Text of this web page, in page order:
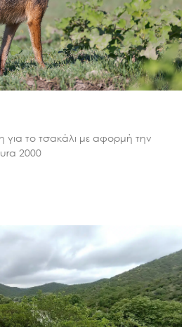
για το τσακάλι με αφορμή την
2000